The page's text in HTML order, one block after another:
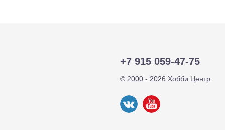
+7 915 059-47-75
© 2000 - 2026 Хобби Центр